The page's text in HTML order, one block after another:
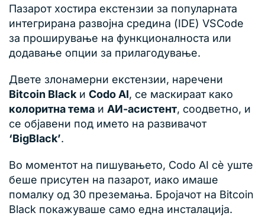
Пазарот хостира екстензии за популарната
интегрирана развојна средина (IDE) VSCode
за проширување на функционалноста или
додавање опции за прилагодување.
Двете злонамерни екстензии, наречени
Bitcoin Black и Codo AI, се маскираат како
колоритна тема и АИ-асистент, соодветно, и
се објавени под името на развивачот
‘BigBlack’.
Во моментот на пишувањето, Codo AI сѐ уште
беше присутен на пазарот, иако имаше
помалку од 30 преземања. Бројачот на Bitcoin
Black покажуваше само една инсталација.